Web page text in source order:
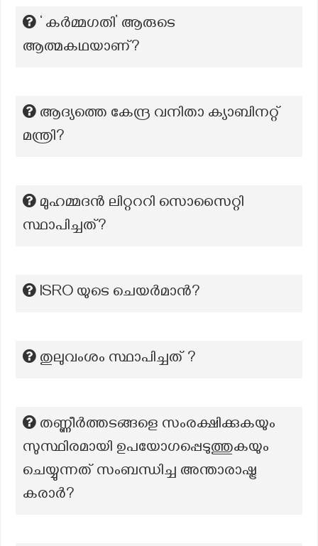
‘ കർമ്മഗതി’ ആരുടെ
ആത്മകഥയാണ്?
ആദ്യത്തെ കേന്ദ്ര വനിതാ ക്യാബിനറ്റ്
മന്ത്രി?
മുഹമ്മദൻ ലിറ്റററി സൊസൈറ്റി
സ്ഥാപിച്ചത്?
ISRO യുടെ ചെയർമാൻ?
തുലുവംശം സ്ഥാപിച്ചത് ?
തണ്ണീര്‍ത്തടങ്ങളെ സംരക്ഷിക്കുകയും
സുസ്ഥിരമായി ഉപയോഗപ്പെടുത്തുകയും
ചെയ്യുന്നത് സംബന്ധിച്ച അന്താരാഷ്ട്ര
കരാര്‍?